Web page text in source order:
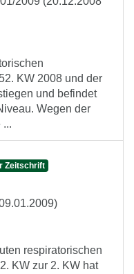
KW 2008 und der
und befindet
Wegen der
...
Zeitschrift
respiratorischen
KW zur 2. KW hat